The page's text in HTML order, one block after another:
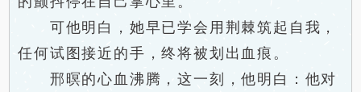
可他明白，她早已学会用荆棘筑起自我，
任何试图接近的手，终将被划出血痕。
邢暝的心血沸腾，这一刻，他明白：他对